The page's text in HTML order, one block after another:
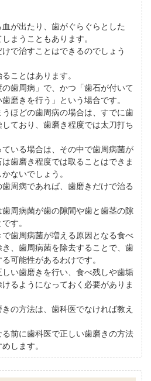
が出たり、歯がぐらぐらとした
まうこともあります。
で治すことはできるのでしょう
ことはあります。
歯周病」で、かつ「歯石が付いて
磨きを行う」という場合です。
ほどの歯周病の場合は、すでに歯
ており、歯磨き程度では太刀打ち
いる場合は、その中で歯周病菌が
歯磨き程度では取ることはできま
ないでしょう。
周病であれば、歯磨きだけで治る
周病菌が歯の隙間や歯と歯茎の隙
す。
歯周病菌が増える原因となる食べ
、歯周病菌を除去することで、歯
可能性があるわけです。
い歯磨きを行い、食べ残しや歯垢
けるようになっておく必要がありま
の方法は、歯科医でなければ教え
前に歯科医で正しい歯磨きの方法
します。